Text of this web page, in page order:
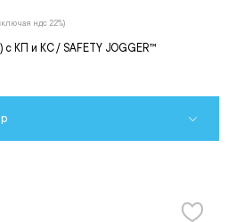
с КП и КС / SAFETY JOGGER™
ндс 22%)